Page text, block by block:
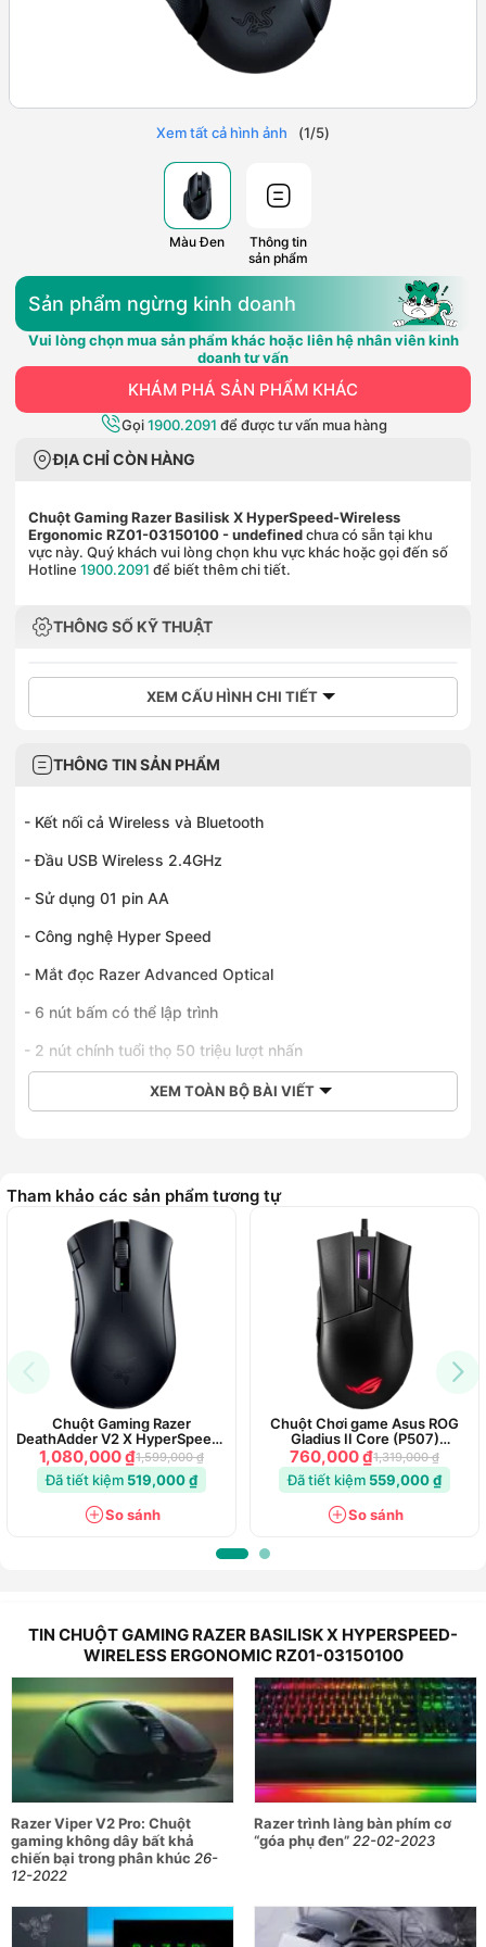
Xem tất cả hình ảnh (1/5)
Màu Đen
Thông tin
sản phẩm
Sản phẩm ngừng kinh doanh
Vui lòng chọn mua sản phẩm khác hoặc liên hệ nhân viên kinh
doanh tư vấn
KHÁM PHÁ SẢN PHẨM KHÁC
Gọi1900.2091 để được tư vấn mua hàng
ĐỊA CHỈ CÒN HÀNG
Chuột Gaming Razer Basilisk X HyperSpeed-Wireless
Ergonomic RZ01-03150100 - undefinedchưa có sẵn tại khu
vực này. Quý khách vui lòng chọn khu vực khác hoặc gọi đến số
Hotline 1900.2091 để biết thêm chi tiết.
THÔNG SỐ KỸ THUẬT
XEM CẤU HÌNH CHI TIẾT
THÔNG TIN SẢN PHẨM
- Kết nối cả Wireless và Bluetooth
- Đầu USB Wireless 2.4GHz
- Sử dụng 01 pin AA
- Công nghệ Hyper Speed
- Mắt đọc Razer Advanced Optical
- 6 nút bấm có thể lập trình
- 2 nút chính tuổi thọ 50 triệu lượt nhấn
XEM TOÀN BỘ BÀI VIẾT
Tham khảo các sản phẩm tương tự
Chuột Gaming Razer
DeathAdder V2 X HyperSpeed-
Wireless Ergonomic RZ01
1,080,000 ₫1,599,000 ₫
Đã tiết kiệm 519,000 ₫
So sánh
Chuột Chơi game Asus ROG
Gladius II Core (P507)
(USB/RGB/Black)
760,000 ₫1,319,000 ₫
Đã tiết kiệm 559,000 ₫
So sánh
TIN CHUỘT GAMING RAZER BASILISK X HYPERSPEED-
WIRELESS ERGONOMIC RZ01-03150100
Razer Viper V2 Pro: Chuột
gaming không dây bất khả
chiến bại trong phân khúc 26-
12-2022
Razer trình làng bàn phím cơ
“góa phụ đen”22-02-2023